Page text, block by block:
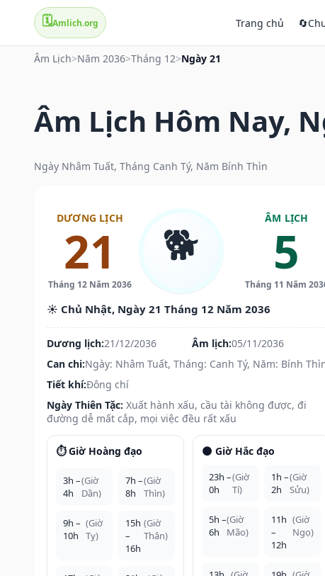
🗓️Amlich.org Trang chủ 🔄
Âm Lịch>Năm 2036>Tháng 12>Ngày 21
Âm Lịch Hôm Nay,
Ngày Nhâm Tuất, Tháng Canh Tý, Năm Bính Thìn
DƯƠNG LỊCH
21
Tháng 12 Năm 2036
🐕 ÂM LỊCH
5
Tháng 11 Năm
☀️ Chủ Nhật, Ngày 21 Tháng 12 Năm 2036
Dương lịch:21/12/2036 Âm lịch:05/11/2036
Can chi:Ngày: Nhâm Tuất, Tháng: Canh Tý, Năm: Bính
Tiết khí:Đông chí
Ngày Thiên Tặc: Xuất hành xấu, cầu tài không được, đi
đường dễ mất cắp, mọi việc đều rất xấu
⏱️ Giờ Hoàng đạo
3h –
4h
(Giờ
Dần)
7h –
8h
(Giờ
Thìn)
9h –
10h
(Giờ
Tỵ)
15h
–
16h
(Giờ
Thân)
🌑 Giờ Hắc đạo
23h –
0h
(Giờ
Tí)
1h –
2h
(Giờ
Sửu)
5h –
6h
(Giờ
Mão)
11h
–
12h
(Giờ
Ngọ)